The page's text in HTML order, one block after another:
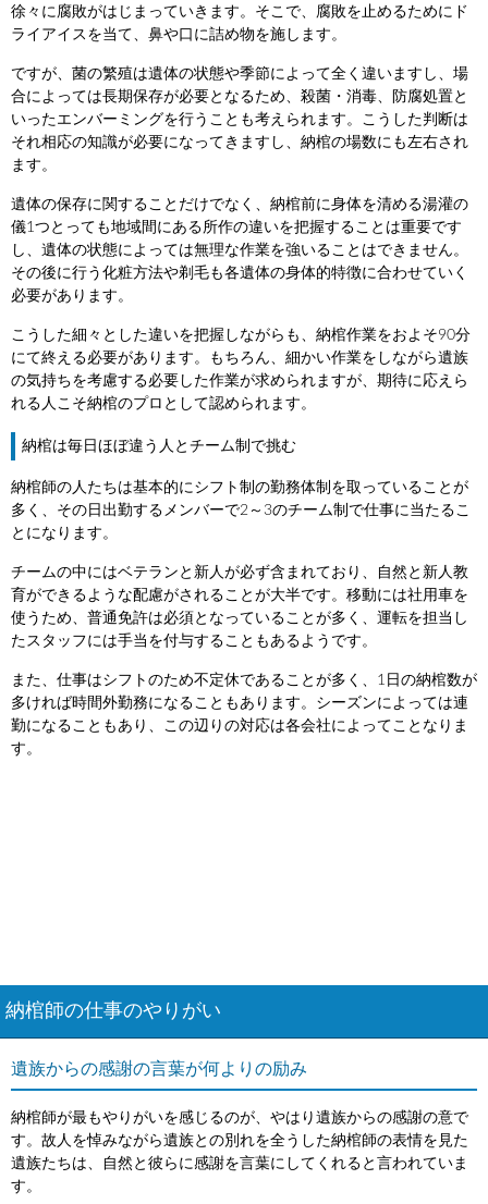
徐々に腐敗がはじまっていきます。そこで、腐敗を止めるためにド
ライアイスを当て、鼻や口に詰め物を施します。
ですが、菌の繁殖は遺体の状態や季節によって全く違いますし、場
合によっては長期保存が必要となるため、殺菌・消毒、防腐処置と
いったエンバーミングを行うことも考えられます。こうした判断は
それ相応の知識が必要になってきますし、納棺の場数にも左右され
ます。
遺体の保存に関することだけでなく、納棺前に身体を清める湯灌の
儀1つとっても地域間にある所作の違いを把握することは重要です
し、遺体の状態によっては無理な作業を強いることはできません。
その後に行う化粧方法や剃毛も各遺体の身体的特徴に合わせていく
必要があります。
こうした細々とした違いを把握しながらも、納棺作業をおよそ90分
にて終える必要があります。もちろん、細かい作業をしながら遺族
の気持ちを考慮する必要した作業が求められますが、期待に応えら
れる人こそ納棺のプロとして認められます。
納棺は毎日ほぼ違う人とチーム制で挑む
納棺師の人たちは基本的にシフト制の勤務体制を取っていることが
多く、その日出勤するメンバーで2～3のチーム制で仕事に当たるこ
とになります。
チームの中にはベテランと新人が必ず含まれており、自然と新人教
育ができるような配慮がされることが大半です。移動には社用車を
使うため、普通免許は必須となっていることが多く、運転を担当し
たスタッフには手当を付与することもあるようです。
また、仕事はシフトのため不定休であることが多く、1日の納棺数が
多ければ時間外勤務になることもあります。シーズンによっては連
勤になることもあり、この辺りの対応は各会社によってことなりま
す。
納棺師の仕事のやりがい
遺族からの感謝の言葉が何よりの励み
納棺師が最もやりがいを感じるのが、やはり遺族からの感謝の意で
す。故人を悼みながら遺族との別れを全うした納棺師の表情を見た
遺族たちは、自然と彼らに感謝を言葉にしてくれると言われていま
す。